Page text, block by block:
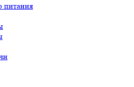
питания